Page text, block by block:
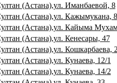
(Астана),ул. Иманбаевой, 8
(Астана),ул. Кажымукана,
(Астана),ул. Кайыма
(Астана),ул. Кенесары, 47
(Астана),ул. Кошкарбаева,
(Астана),ул. Кунаева, 12/1
(Астана),ул. Кунаева, 14/2